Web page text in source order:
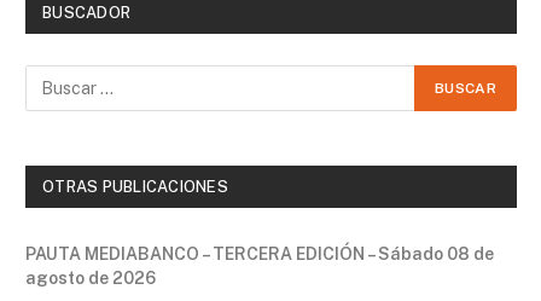
BUSCADOR
OTRAS PUBLICACIONES
PAUTA MEDIABANCO – TERCERA EDICIÓN – Sábado 08 de
agosto de 2026